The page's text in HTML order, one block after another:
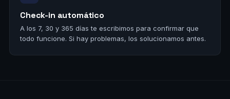
Check-in automático
A los 7, 30 y 365 días te escribimos para confirmar que
todo funcione. Si hay problemas, los solucionamos antes.